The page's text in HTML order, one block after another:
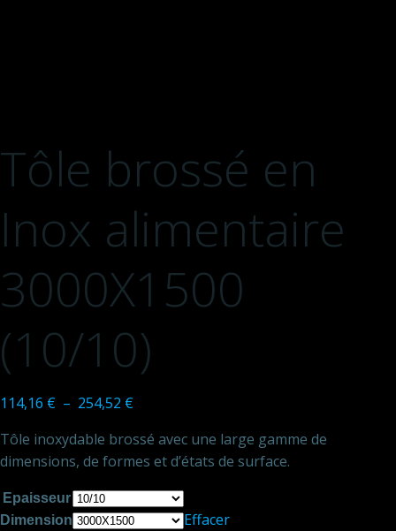
Tôle brossé en
Inox alimentaire
3000X1500
(10/10)
114,16 € – 254,52 €
prix :
114,16 €
à
254,52 €
Tôle inoxydable brossé avec une large gamme de
dimensions, de formes et d’états de surface.
Epaisseur
Dimension
Effacer